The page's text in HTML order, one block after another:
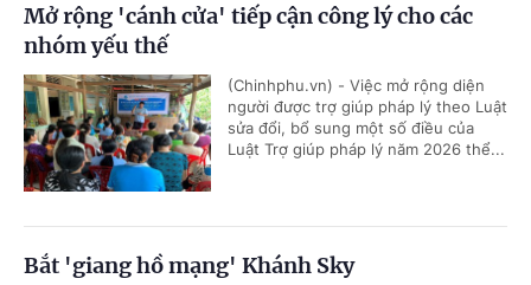
Mở rộng 'cánh cửa' tiếp cận công lý cho các
nhóm yếu thế
(Chinhphu.vn) - Việc mở rộng diện
người được trợ giúp pháp lý theo Luật
sửa đổi, bổ sung một số điều của
Luật Trợ giúp pháp lý năm 2026 thể...
Bắt 'giang hồ mạng' Khánh Sky